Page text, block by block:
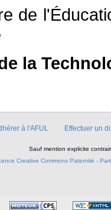
de
la
à l'AFUL Effectuer un
Sauf mention explicite
Creative Commons Paternité -